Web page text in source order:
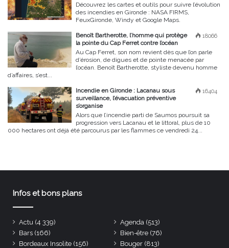
Découvrez les cartes et outils pour suivre l’évolution
des incendies en Gironde : NASA FIRMS,
FeuxGironde, Windy et Google Maps.
18066
Benoît Bartherotte, l’homme qui protège
la pointe du Cap Ferret contre l’océan
Au Cap Ferret, son nom revient dès que l’on parle
d’érosion, de digues et de pointe menacée par
l’océan. Benoît Bartherotte, styliste devenu homme
d’affaires, s’est...
16404
Incendie en Gironde : Lacanau sous
surveillance, l’évacuation préventive
s’organise
Alors que l’incendie parti de Saumos poursuit sa
progression vers Lacanau et le littoral, plus de 10
000 hectares ont déjà été parcourus par les flammes ce vendredi 24...
Infos et bons plans
Actu (4 339) Agenda (513)
Bars (166) Bien-être (76)
Bordeaux Insolite (156) Bouger (813)